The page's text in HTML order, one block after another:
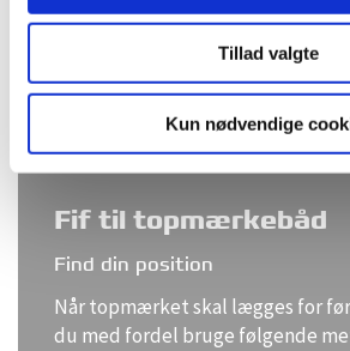
Tillad valgte
Kun nødvendige
behøver ikke at tage ankeret på
Træk i ankertovet, til ankeret
slip det igen på den nye position.
Fif til topmærkebåd
Find din position
Når topmærket skal lægges for
du med fordel bruge følgende